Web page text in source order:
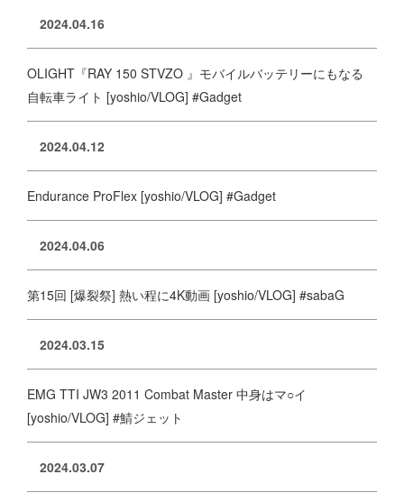
2024.04.16
OLIGHT『RAY 150 STVZO 』モバイルバッテリーにもなる
自転車ライト [yoshio/VLOG] #Gadget
2024.04.12
Endurance ProFlex [yoshio/VLOG] #Gadget
2024.04.06
第15回 [爆裂祭] 熱い程に4K動画 [yoshio/VLOG] #sabaG
2024.03.15
EMG TTI JW3 2011 Combat Master 中身はマ○イ
[yoshio/VLOG] #鯖ジェット
2024.03.07